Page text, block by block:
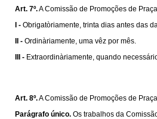
Art. 7º.A Comissão de Promoções de
I - Obrigatòriamente, trinta dias antes das
II - Ordinàriamente, uma vêz por mês.
III - Extraordinàriamente, quando
Art. 8º.A Comissão de Promoções de
Parágrafo único. Os trabalhos da